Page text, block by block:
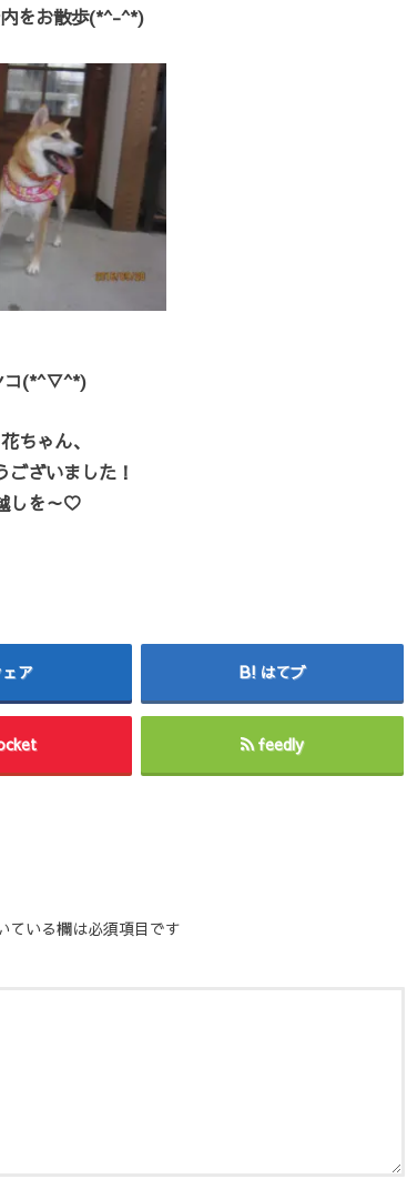
をお散歩(*^-^*)
コ(*^▽^*)
ちゃん、
ざいました！
しを～♡
ア はてブ
feedly
ている欄は必須項目です